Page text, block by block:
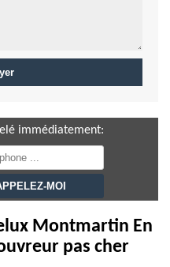
immédiatement:
Montmartin En
pas cher